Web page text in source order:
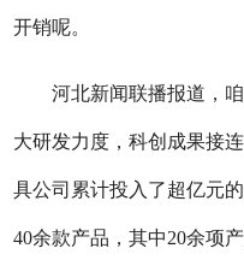
开销呢。
河北新闻联播报道，咱
大研发力度，科创成果接
具公司累计投入了超亿元
40余款产品，其中20余项